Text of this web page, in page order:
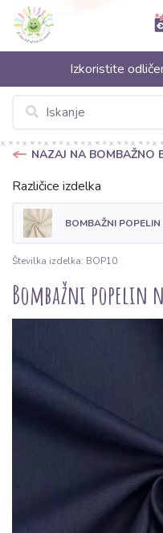
Izkoristite
NAZAJ NA BOMBAŽNO
Različice izdelka
BOMBAŽNI POPELIN
Številka izdelka: BOP10
Bombažni popelin